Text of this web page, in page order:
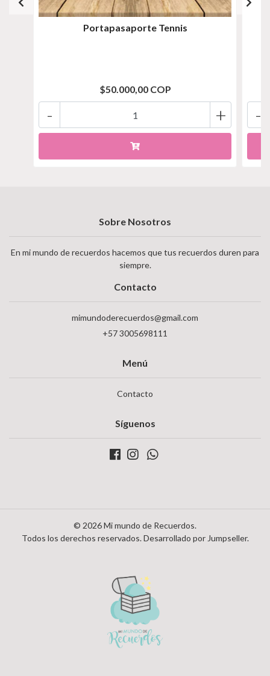
Portapasaporte Tennis
$50.000,00 COP
+
- -
Sobre Nosotros
En mi mundo de recuerdos hacemos que tus recuerdos duren para
siempre.
Contacto
mimundoderecuerdos@gmail.com
+57 3005698111
Menú
Contacto
Síguenos
© 2026 Mi mundo de Recuerdos.
Todos los derechos reservados.Desarrollado por Jumpseller.